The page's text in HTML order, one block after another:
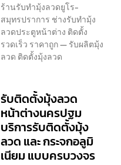
ร้านรับทำมุ้งลวดยูโร-
สมุทรปราการ ช่างรับทำมุ้ง
ลวดประตูหน้าต่าง ติดตั้ง
รวดเร็ว ราคาถูก — รับผลิตมุ้ง
ลวด ติดตั้งมุ้งลวด
รับติดตั้งมุ้งลวด
หน้าต่างนครปฐม
บริการรับติดตั้งมุ้ง
ลวด และ กระจกอลูมิ
เนียม แบบครบวงจร